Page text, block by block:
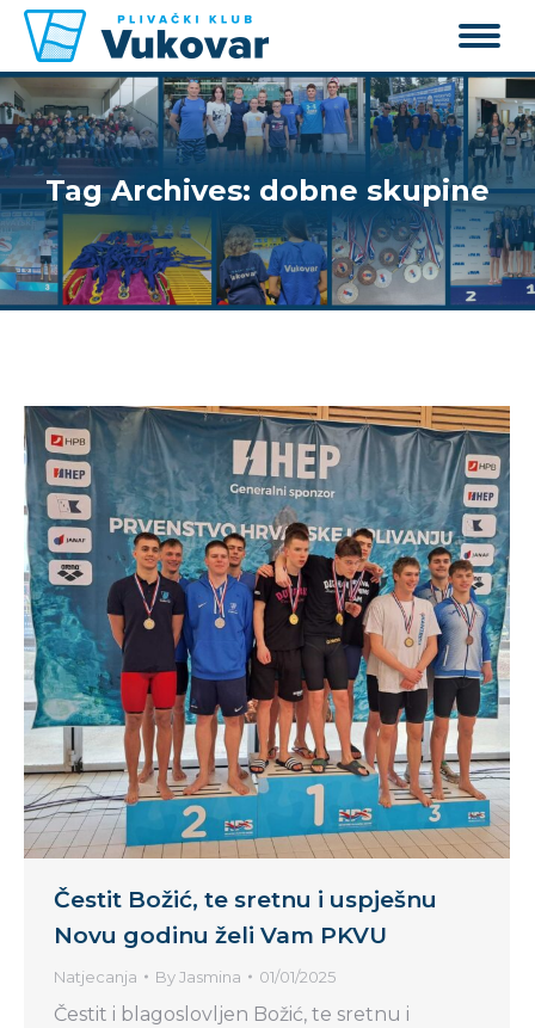
Tag Archives: dobne skupine
Čestit Božić, te sretnu i uspješnu
Novu godinu želi Vam PKVU
Natjecanja ByJasmina 01/01/2025
Čestit i blagoslovljen Božić, te sretnu i